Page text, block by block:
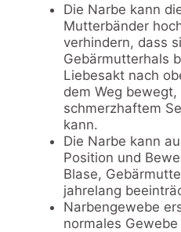
Die Narbe kann
Mutterbänder
verhindern, dass
Gebärmutterhals
Liebesakt nach
dem Weg bewegt,
schmerzhaftem
kann.
Die Narbe kann
Position und
Blase,
jahrelang
Narbengewebe
normales Gewebe